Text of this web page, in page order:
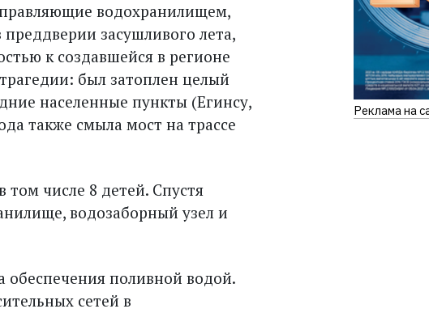
водохранилищем,
засушливого лета,
к создавшейся в регионе
был затоплен целый
населенные пункты (Егинсу,
также смыла мост на трассе
том числе 8 детей. Спустя
водозаборный узел и
обеспечения поливной водой.
сетей в
Реклама на